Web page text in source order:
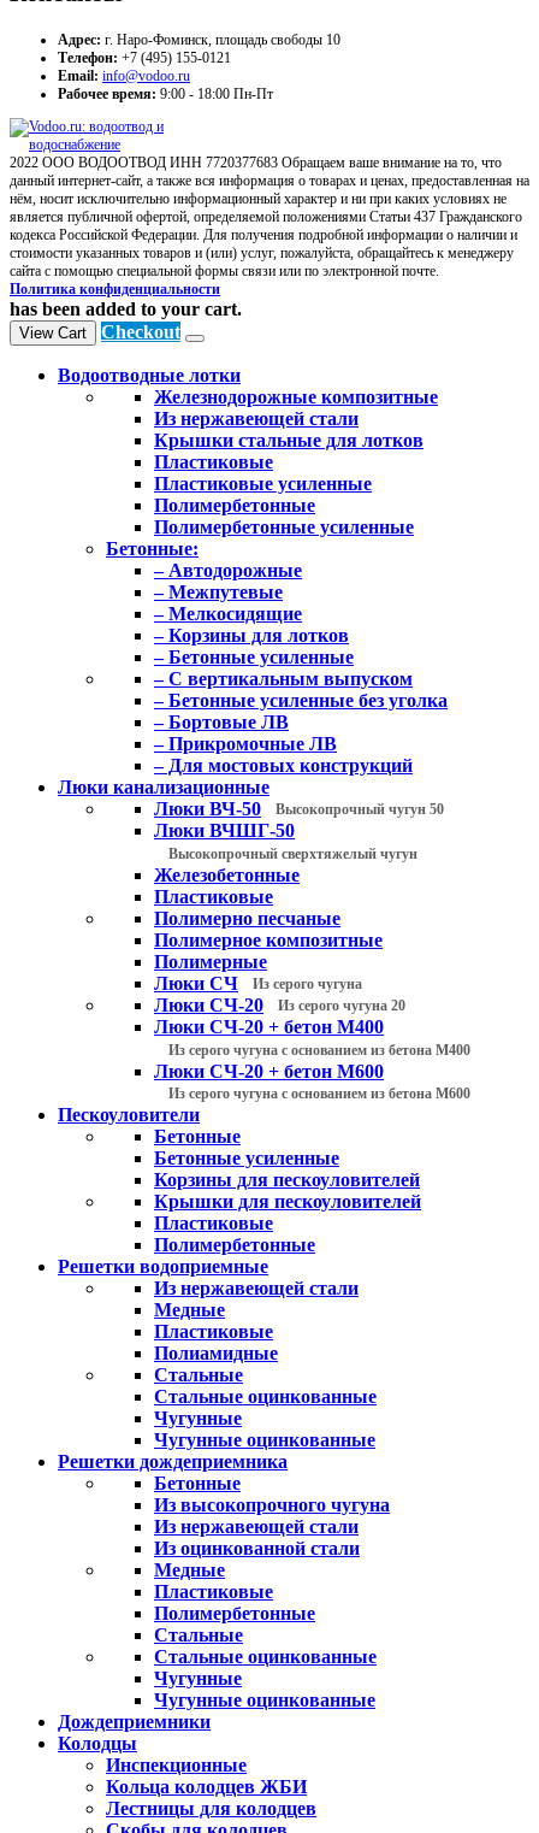
Адрес: г. Наро-Фоминск, площадь свободы 10
Телефон: +7 (495) 155-0121
Email: info@vodoo.ru
Рабочее время: 9:00 - 18:00 Пн-Пт
2022 ООО ВОДООТВОД ИНН 7720377683 Обращаем ваше внимание на то, что
данный интернет-сайт, а также вся информация о товарах и ценах, предоставленная на
нём, носит исключительно информационный характер и ни при каких условиях не
является публичной офертой, определяемой положениями Статьи 437 Гражданского
кодекса Российской Федерации. Для получения подробной информации о наличии и
стоимости указанных товаров и (или) услуг, пожалуйста, обращайтесь к менеджеру
сайта с помощью специальной формы связи или по электронной почте.
Политика конфиденциальности
has been added to your cart.
View Cart Checkout
Водоотводные лотки
Железнодорожные композитные
Из нержавеющей стали
Крышки стальные для лотков
Пластиковые
Пластиковые усиленные
Полимербетонные
Полимербетонные усиленные
Бетонные:
– Автодорожные
– Межпутевые
– Мелкосидящие
– Корзины для лотков
– Бетонные усиленные
– С вертикальным выпуском
– Бетонные усиленные без уголка
– Бортовые ЛВ
– Прикромочные ЛВ
– Для мостовых конструкций
Люки канализационные
Люки ВЧ-50
Высокопрочный чугун 50
Люки ВЧШГ-50
Высокопрочный сверхтяжелый чугун
Железобетонные
Пластиковые
Полимерно песчаные
Полимерное композитные
Полимерные
Люки СЧ
Из серого чугуна
Люки СЧ-20 Из серого чугуна 20
Люки СЧ-20 + бетон М400
Из серого чугуна с основанием из бетона М400
Люки СЧ-20 + бетон М600
Из серого чугуна с основанием из бетона М600
Пескоуловители
Бетонные
Бетонные усиленные
Корзины для пескоуловителей
Крышки для пескоуловителей
Пластиковые
Полимербетонные
Решетки водоприемные
Из нержавеющей стали
Медные
Пластиковые
Полиамидные
Стальные
Стальные оцинкованные
Чугунные
Чугунные оцинкованные
Решетки дождеприемника
Бетонные
Из высокопрочного чугуна
Из нержавеющей стали
Из оцинкованной стали
Медные
Пластиковые
Полимербетонные
Стальные
Стальные оцинкованные
Чугунные
Чугунные оцинкованные
Дождеприемники
Колодцы
Инспекционные
Кольца колодцев ЖБИ
Лестницы для колодцев